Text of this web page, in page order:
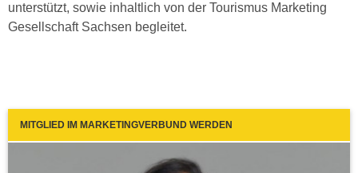
unterstützt, sowie inhaltlich von der Tourismus Marketing
Gesellschaft Sachsen begleitet.
MITGLIED IM MARKETINGVERBUND WERDEN